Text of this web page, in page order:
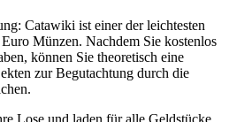
Catawiki ist einer der leichtesten
Münzen. Nachdem Sie kostenlos
können Sie theoretisch eine
zur Begutachtung durch die
Lose und laden für alle Geldstücke